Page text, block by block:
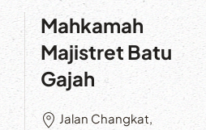
Mahkamah
Majistret Batu
Gajah
Jalan Changkat,